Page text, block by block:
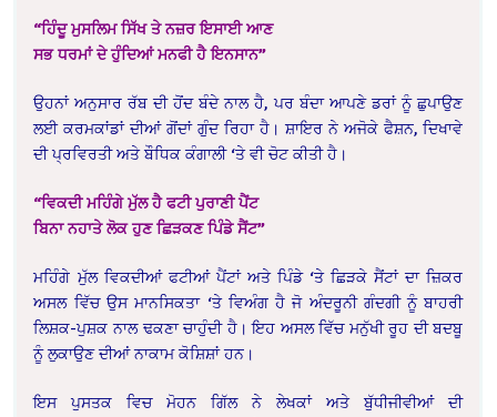
“ਹਿੰਦੂ ਮੁਸਲਿਮ ਸਿੱਖ ਤੇ ਨਜ਼ਰ ਇਸਾਈ ਆਣ
ਸਭ ਧਰਮਾਂ ਦੇ ਹੁੰਦਿਆਂ ਮਨਫੀ ਹੈ ਇਨਸਾਨ”
ਉਹਨਾਂ ਅਨੁਸਾਰ ਰੱਬ ਦੀ ਹੋਂਦ ਬੰਦੇ ਨਾਲ ਹੈ, ਪਰ ਬੰਦਾ ਆਪਣੇ ਡਰਾਂ ਨੂੰ ਛੁਪਾਉਣ
ਲਈ ਕਰਮਕਾਂਡਾਂ ਦੀਆਂ ਗੋਂਦਾਂ ਗੁੰਦ ਰਿਹਾ ਹੈ। ਸ਼ਾਇਰ ਨੇ ਅਜੋਕੇ ਫੈਸ਼ਨ, ਦਿਖਾਵੇ
ਦੀ ਪ੍ਰਵਿਰਤੀ ਅਤੇ ਬੌਧਿਕ ਕੰਗਾਲੀ ‘ਤੇ ਵੀ ਚੋਟ ਕੀਤੀ ਹੈ।
“ਵਿਕਦੀ ਮਹਿੰਗੇ ਮੁੱਲ ਹੈ ਫਟੀ ਪੁਰਾਣੀ ਪੈਂਟ
ਬਿਨਾ ਨਹਾਤੇ ਲੋਕ ਹੁਣ ਛਿੜਕਣ ਪਿੰਡੇ ਸੈਂਟ”
ਮਹਿੰਗੇ ਮੁੱਲ ਵਿਕਦੀਆਂ ਫਟੀਆਂ ਪੈਂਟਾਂ ਅਤੇ ਪਿੰਡੇ ‘ਤੇ ਛਿੜਕੇ ਸੈਂਟਾਂ ਦਾ ਜ਼ਿਕਰ
ਅਸਲ ਵਿੱਚ ਉਸ ਮਾਨਸਿਕਤਾ ‘ਤੇ ਵਿਅੰਗ ਹੈ ਜੋ ਅੰਦਰੂਨੀ ਗੰਦਗੀ ਨੂੰ ਬਾਹਰੀ
ਲਿਸ਼ਕ-ਪੁਸ਼ਕ ਨਾਲ ਢਕਣਾ ਚਾਹੁੰਦੀ ਹੈ। ਇਹ ਅਸਲ ਵਿੱਚ ਮਨੁੱਖੀ ਰੂਹ ਦੀ ਬਦਬੂ
ਨੂੰ ਲੁਕਾਉਣ ਦੀਆਂ ਨਾਕਾਮ ਕੋਸ਼ਿਸ਼ਾਂ ਹਨ।
ਇਸ ਪੁਸਤਕ ਵਿਚ ਮੋਹਨ ਗਿੱਲ ਨੇ ਲੇਖਕਾਂ ਅਤੇ ਬੁੱਧੀਜੀਵੀਆਂ ਦੀ